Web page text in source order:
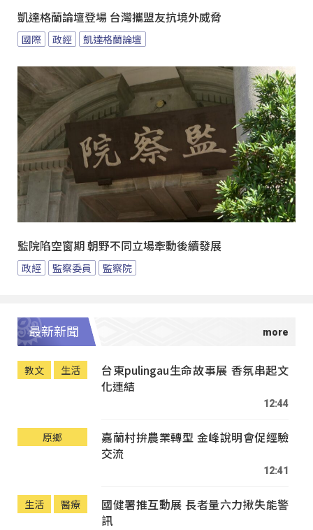
凱達格蘭論壇登場 台灣攜盟友抗境外威脅
國際 政經 凱達格蘭論壇
監院陷空窗期 朝野不同立場牽動後續發展
政經 監察委員 監察院
最新新聞
教文 生活
台東pulingau生命故事展 香氛串起文
化連結
12:44
原鄉
嘉蘭村拚農業轉型 金峰說明會促經驗
交流
12:41
生活 醫療
國健署推互動展 長者量六力揪失能警
訊